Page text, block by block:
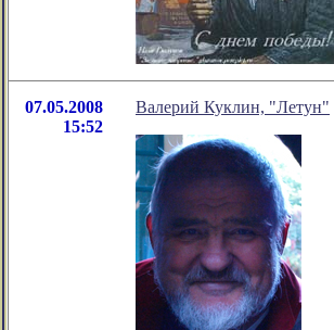
07.05.2008
15:52
Валерий Куклин, "Летун"